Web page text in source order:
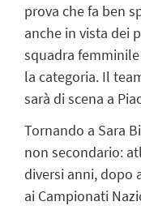
prova che fa ben
anche in vista dei
squadra
la categoria. Il
sarà di scena a
Tornando a Sara
non secondario:
diversi anni, dopo
ai Campionati